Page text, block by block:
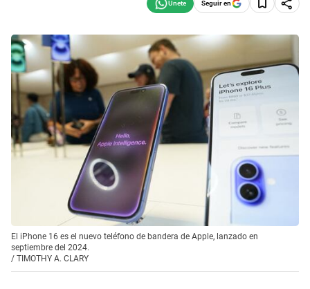
Seguir en
El iPhone 16 es el nuevo teléfono de bandera de Apple, lanzado en
septiembre del 2024.
/ TIMOTHY A. CLARY